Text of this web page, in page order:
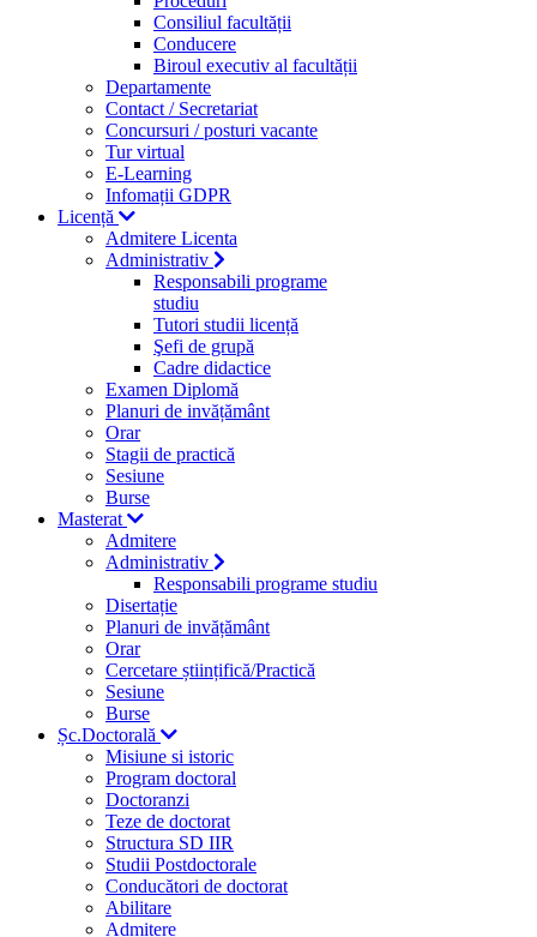
Consiliul facultății
Conducere
Biroul executiv al facultății
Departamente
Contact / Secretariat
Concursuri / posturi vacante
Tur virtual
E-Learning
Infomații GDPR
Licență
Admitere Licenta
Administrativ
Responsabili programe
studiu
Tutori studii licență
Şefi de grupă
Cadre didactice
Examen Diplomă
Planuri de invățământ
Orar
Stagii de practică
Sesiune
Burse
Masterat
Admitere
Administrativ
Responsabili programe studiu
Disertație
Planuri de invățământ
Orar
Cercetare științifică/Practică
Sesiune
Burse
Șc.Doctorală
Misiune si istoric
Program doctoral
Doctoranzi
Teze de doctorat
Structura SD IIR
Studii Postdoctorale
Conducători de doctorat
Abilitare
Admitere